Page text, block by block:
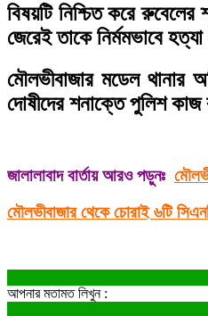
বিষয়টি নিশ্চিত করে
জেরেই তাকে নির্মমভাবে
মৌলভীবাজার মডেল থানার
দোষীদের শনাক্তে পুলিশ
জালালাবাদ বার্তায় আরও পড়ুনঃ
মৌলভীবাজার থেকে চোরাই ৬টি
আপনার মতামত লিখুন :